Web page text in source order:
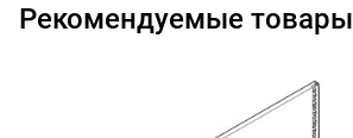
Рекомендуемые товары